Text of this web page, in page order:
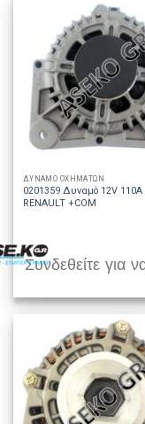
ΔΥΝΑΜΟ ΟΧΗΜΑΤΩΝ
0201359 Δυναμό 12V 110A
RENAULT +COM
Συνδεθείτε για